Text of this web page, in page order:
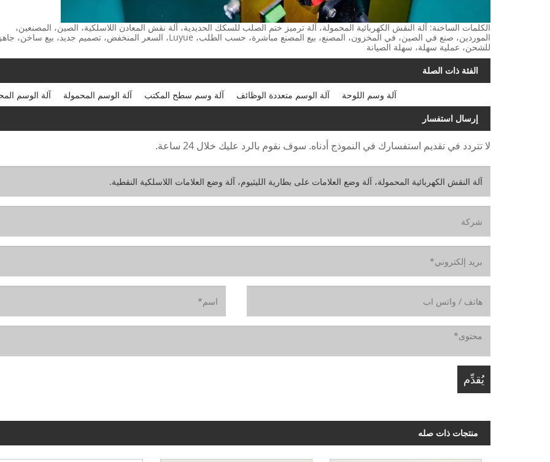
الكلمات الساخنة: آلة النقش الكهربائية المحمولة، آلة ترميز ختم الصلب للسكك الحديدية، آلة نقش المعادن اللاسلكية، الصين، المصنعين،
الموردين، صنع في الصين، في المخزون، المصنع، بيع المصنع مباشرة، حسب الطلب، Luyue، السعر المنخفض، تصميم جديد، بيع ساخن، جاهز
للشحن، عملية سهلة، سهلة الصيانة
الفئة ذات الصلة
آلة الوسم آلة الوسم المحمولة آلة وسم سطح المكتب آلة الوسم متعددة الوظائف آلة وسم اللوحة
إرسال استفسار
لا تتردد في تقديم استفسارك في النموذج أدناه. سوف نقوم بالرد عليك خلال 24 ساعة.
منتجات ذات صله